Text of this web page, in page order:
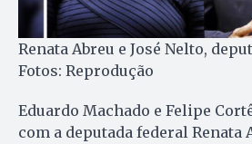
Renata Abreu e José Nelto,
Fotos: Reprodução
Eduardo Machado e Felipe
com a deputada federal Renata